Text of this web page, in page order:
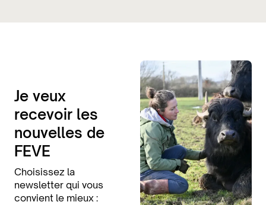
Je veux
recevoir les
nouvelles de
FEVE
Choisissez la
newsletter qui vous
convient le mieux :